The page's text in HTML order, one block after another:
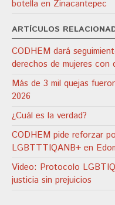
botella en Zinacantepec
ARTÍCULOS
CODHEM dará
derechos de mujeres con
Más de 3 mil quejas
2026
¿Cuál es la verdad?
CODHEM pide reforzar
LGBTTTIQANB+ en
Video: Protocolo
justicia sin prejuicios